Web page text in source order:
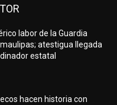
labor de la Guardia
atestigua llegada
estatal
hacen historia con